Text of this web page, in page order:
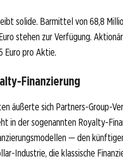
solide. Barmittel von 68,8
stehen zur Verfügung.
Euro pro Aktie.
Finanzierung
äußerte sich Partners-Group-
in der sogenannten Royalty-
— den
Industrie, die klassische